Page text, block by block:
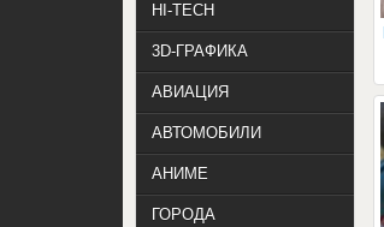
HI-TECH
3D-ГРАФИКА
АВИАЦИЯ
АВТОМОБИЛИ
АНИМЕ
ГОРОДА